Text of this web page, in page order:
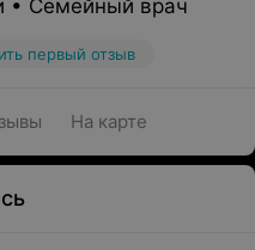
• Семейный врач
первый отзыв
На карте